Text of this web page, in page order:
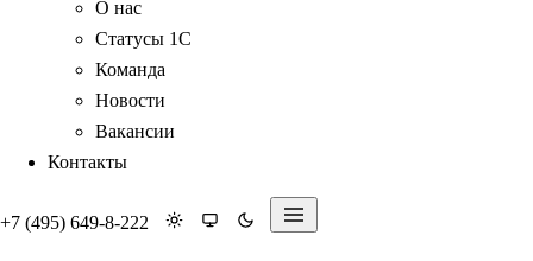
О нас
Статусы 1С
Команда
Новости
Вакансии
Контакты
+7 (495) 649-8-222